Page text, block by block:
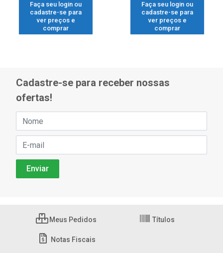
Faça seu login ou
cadastre-se para
ver preços e
comprar
Faça seu login ou
cadastre-se para
ver preços e
comprar
Cadastre-se para receber nossas
ofertas!
Meus Pedidos Títulos
Notas Fiscais